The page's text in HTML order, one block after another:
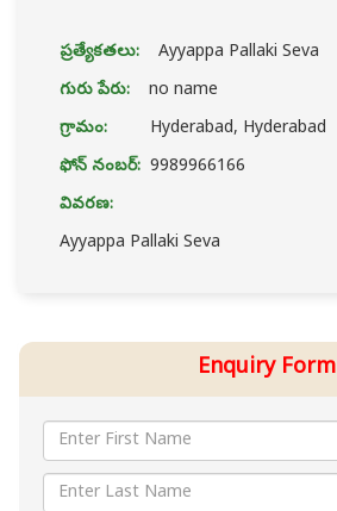
ప్రత్యేకతలు: Ayyappa Pallaki Seva
గురు పేరు: no name
గ్రామం: Hyderabad, Hyderabad
ఫోన్ నంబర్: 9989966166
వివరణ:
Ayyappa Pallaki Seva
Enquiry Form